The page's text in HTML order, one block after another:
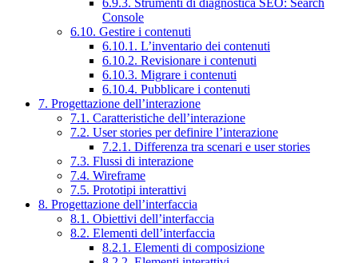
Console
6.10. Gestire i contenuti
6.10.1. L’inventario dei contenuti
6.10.2. Revisionare i contenuti
6.10.3. Migrare i contenuti
6.10.4. Pubblicare i contenuti
7. Progettazione dell’interazione
7.1. Caratteristiche dell’interazione
7.2. User stories per definire l’interazione
7.2.1. Differenza tra scenari e user stories
7.3. Flussi di interazione
7.4. Wireframe
7.5. Prototipi interattivi
8. Progettazione dell’interfaccia
8.1. Obiettivi dell’interfaccia
8.2. Elementi dell’interfaccia
8.2.1. Elementi di composizione